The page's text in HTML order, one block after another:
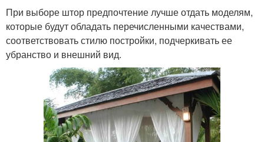
При выборе штор предпочтение лучше отдать моделям,
которые будут обладать перечисленными качествами,
соответствовать стилю постройки, подчеркивать ее
убранство и внешний вид.